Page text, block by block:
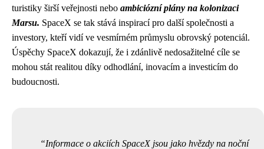
turistiky širší veřejnosti nebo ambiciózní plány na kolonizaci
Marsu. SpaceX se tak stává inspirací pro další společnosti a
investory, kteří vidí ve vesmírném průmyslu obrovský potenciál.
Úspěchy SpaceX dokazují, že i zdánlivě nedosažitelné cíle se
mohou stát realitou díky odhodlání, inovacím a investicím do
budoucnosti.
Informace o akciích SpaceX jsou jako hvězdy na noční